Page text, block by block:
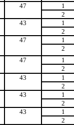
47
1
2
43
1
2
47
1
2
47
1
2
43
1
2
43
1
2
43
1
2